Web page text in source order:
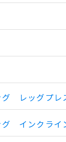
グ レッグプレ
グ インクライ